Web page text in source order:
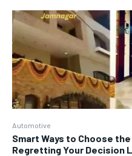
Automotive
Smart Ways to Choose
Regretting Your Decision